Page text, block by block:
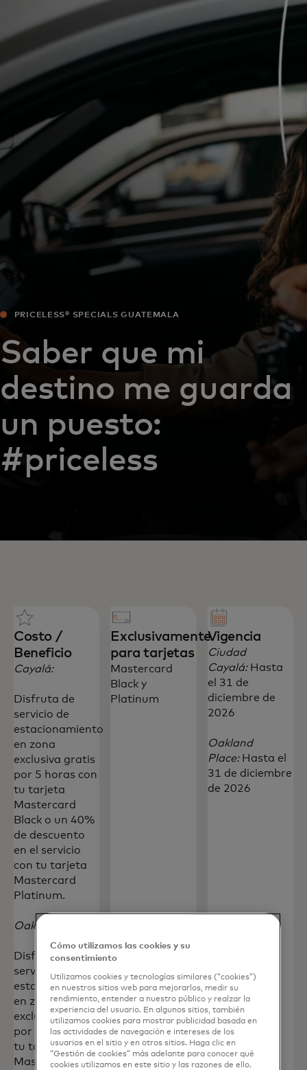
Para ti
Para empresas
Para el mundo
Para innovadores
Noticias y tendencias
PRICELESS® SPECIALS GUATEMALA
Saber que mi
destino me guarda
un puesto:
#priceless
Costo /
Beneficio
Cayalá:
Disfruta de
servicio de
estacionamiento
en zona
exclusiva gratis
por 5 horas con
tu tarjeta
Mastercard
Black o un 40%
de descuento
en el servicio
con tu tarjeta
Mastercard
Platinum.
Oakland Place
Disfruta de
servicio de
estacionamiento
en zona
exclusiva gratis
por 4 horas con
tu tarjeta
Mastercard
Exclusivamente
para tarjetas
Mastercard
Black y
Platinum
Vigencia
Ciudad
Cayalá:Hasta
el 31 de
diciembre de
2026
Oakland
Place:Hasta el
31 de diciembre
de 2026
Cómo utilizamos las cookies y su
consentimiento
Utilizamos cookies y tecnologías similares (“cookies”)
en nuestros sitios web para mejorarlos, medir su
rendimiento, entender a nuestro público y realzar la
experiencia del usuario. En algunos sitios, también
utilizamos cookies para mostrar publicidad basada en
las actividades de navegación e intereses de los
usuarios en el sitio y en otros sitios. Haga clic en
“Gestión de cookies” más adelante para conocer qué
cookies utilizamos en este sitio y las razones de ello.